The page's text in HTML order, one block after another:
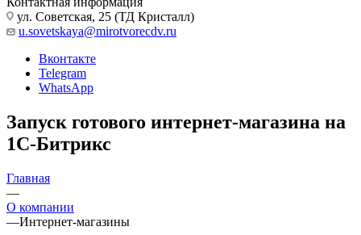
ул. Советская, 25 (ТД Кристалл)
u.sovetskaya@mirotvorecdv.ru
Вконтакте
Telegram
WhatsApp
Запуск готового интернет-магазина на
1С-Битрикс
Главная
—
О компании
—Интернет-магазины